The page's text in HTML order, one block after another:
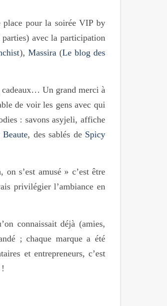
place pour la soirée VIP by
avec la participation
), Massira(Le blog des
cadeaux… Un grand merci à
de voir les gens avec qui
: savons asyjeli, affiche
, des sablés de Spicy
s’est amusé » c’est être
privilégier l’ambiance en
connaissait déjà (amies,
; chaque marque a été
et entrepreneurs, c’est